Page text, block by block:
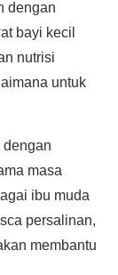
dengan
bayi kecil
nutrisi
untuk
dengan
masa
ibu muda
persalinan,
membantu